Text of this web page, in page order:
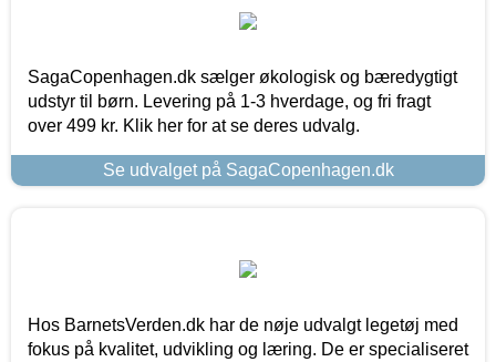
SagaCopenhagen.dk sælger økologisk og bæredygtigt
udstyr til børn. Levering på 1-3 hverdage, og fri fragt
over 499 kr. Klik her for at se deres udvalg.
Se udvalget på SagaCopenhagen.dk
Hos BarnetsVerden.dk har de nøje udvalgt legetøj med
fokus på kvalitet, udvikling og læring. De er specialiseret